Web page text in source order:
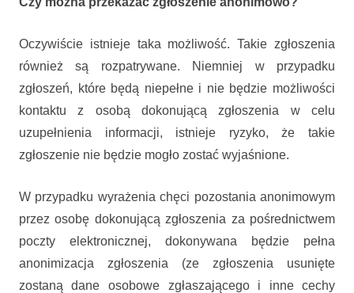
Oczywiście istnieje taka możliwość. Takie zgłoszenia
również są rozpatrywane. Niemniej w przypadku
zgłoszeń, które będą niepełne i nie będzie możliwości
kontaktu z osobą dokonującą zgłoszenia w celu
uzupełnienia informacji, istnieje ryzyko, że takie
zgłoszenie nie będzie mogło zostać wyjaśnione.
W przypadku wyrażenia chęci pozostania anonimowym
przez osobę dokonującą zgłoszenia za pośrednictwem
poczty elektronicznej, dokonywana będzie pełna
anonimizacja zgłoszenia (ze zgłoszenia usunięte
zostaną dane osobowe zgłaszającego i inne cechy